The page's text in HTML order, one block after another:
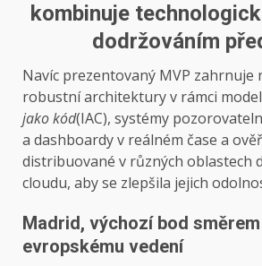
kombinuje
dodržováním
Navíc prezentovaný MVP zahrnuje
robustní architektury v rámci
jako kód(IAC), systémy
a dashboardy v reálném čase a
distribuované v různých oblastech
cloudu, aby se zlepšila jejich
Madrid, výchozí bod
evropskému vedení